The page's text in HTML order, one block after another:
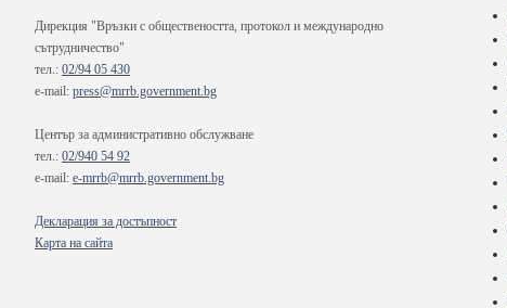
Дирекция "Връзки с обществеността, протокол и международно
сътрудничество"
тел.: 02/94 05 430
e-mail: press@mrrb.government.bg
Център за административно обслужване
тел.: 02/940 54 92
e-mail: e-mrrb@mrrb.government.bg
Декларация за достъпност
Карта на сайта